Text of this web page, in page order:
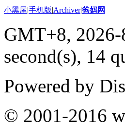
小黑屋|手机版|Archiver|爸妈网
GMT+8,
second(s), 14
Powered by
© 2001-2016